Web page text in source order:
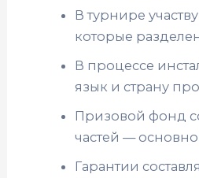
В турнире
которые
В процессе
язык и страну
Призовой фонд
частей —
Гарантии